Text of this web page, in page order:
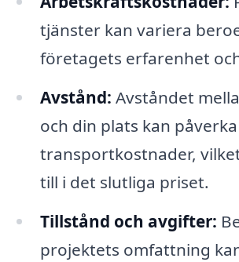
tjänster kan variera
företagets erfarenhet
Avstånd: Avståndet
och din plats kan påverka
transportkostnader,
till i det slutliga priset.
Tillstånd och avgifter:
projektets omfattning